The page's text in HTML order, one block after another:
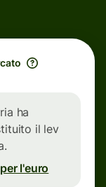
ha
il lev
l'euro